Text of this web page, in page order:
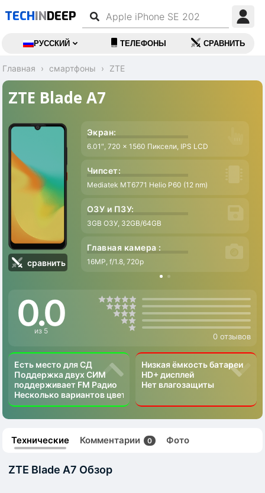
TECHINDEEP
РУССКИЙ ТЕЛЕФОНЫ СРАВНИТЬ
Главная смартфоны ZTE
ZTE Blade A7
сравнить
Экран:
6.01″, 720 x 1560 Пиксели, IPS LCD
Чипсет:
Mediatek MT6771 Helio P60 (12 nm)
ОЗУ и ПЗУ:
3GB ОЗУ, 32GB/64GB
Главная камера :
16MP, f/1.8, 720p
0.0
из 5
0 отзывов
Есть место для СД
Поддержка двух СИМ
поддерживает FM Радио
Несколько вариантов цвета
Низкая ёмкость батареи
HD+ дисплей
Нет влагозащиты
Технические Комментарии 0 Фото
ZTE Blade A7 Обзор